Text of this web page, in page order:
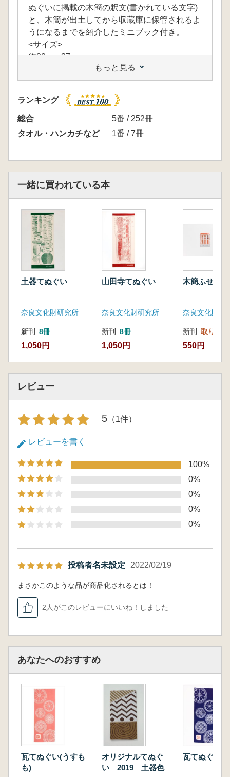
ぬぐいに掲載の木簡の釈文(書かれている文字)
と、木簡が出土してから収蔵庫に保管されるよ
うになるまでを紹介したミニブック付き。
<サイズ>
約90cm×37cm
もっと見る
ランキング
総合
5番 / 252冊
タオル・ハンカチなど
1番 / 7冊
一緒に買われている本
土器てぬぐい
奈良文化財研究所
新刊 8冊
1,050円
山田寺てぬぐい
奈良文化財研究所
新刊 8冊
1,050円
木簡ふせん
奈良文化財研
新刊 取り寄せ
550円
レビュー
5 （1件）
レビューを書く
100%
0%
0%
0%
0%
投稿者名未設定 2022/02/19
まさかこのような品が商品化されるとは！
2人がこのレビューにいいね！しました
あなたへのおすすめ
瓦てぬぐい(うすも
も)
オリジナルてぬぐ
い 2019 土器色
瓦てぬぐい(